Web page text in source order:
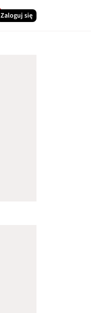
Zaloguj się